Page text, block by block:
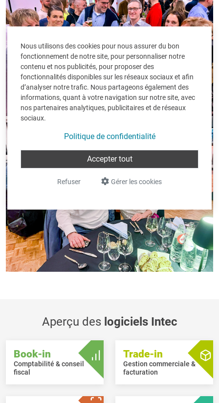
Nous utilisons des cookies pour nous assurer du bon
fonctionnement de notre site, pour personnaliser notre
contenu et nos publicités, pour proposer des
fonctionnalités disponibles sur les réseaux sociaux et afin
d’analyser notre trafic. Nous partageons également des
informations, quant à votre navigation sur notre site, avec
nos partenaires analytiques, publicitaires et de réseaux
sociaux.
Politique de confidentialité
Gérer les cookies
Refuser
Accepter tout
Aperçu des logiciels Intec
Book-in
Comptabilité & conseil
fiscal
Trade-in
Gestion commerciale &
facturation